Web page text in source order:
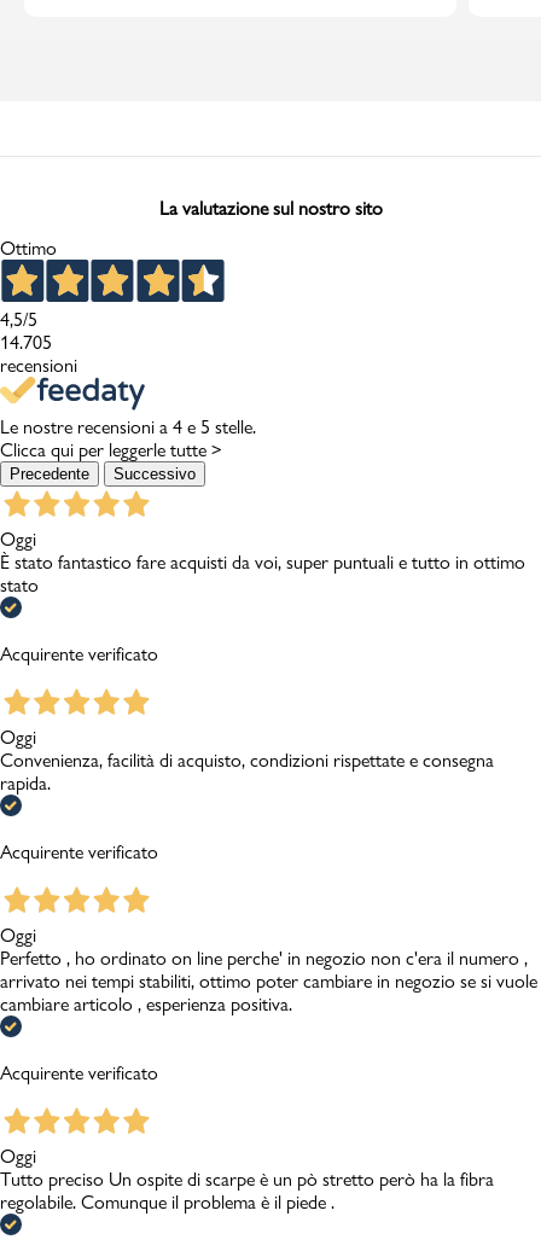
La valutazione sul nostro sito
Ottimo
4,5/5
14.705
recensioni
Le nostre recensioni a 4 e 5 stelle.
Clicca qui per leggerle tutte >
Precedente Successivo
Oggi
È stato fantastico fare acquisti da voi, super puntuali e tutto in ottimo
stato
Acquirente verificato
Oggi
Convenienza, facilità di acquisto, condizioni rispettate e consegna
rapida.
Acquirente verificato
Oggi
Perfetto , ho ordinato on line perche' in negozio non c'era il numero ,
arrivato nei tempi stabiliti, ottimo poter cambiare in negozio se si vuole
cambiare articolo , esperienza positiva.
Acquirente verificato
Oggi
Tutto preciso Un ospite di scarpe è un pò stretto però ha la fibra
regolabile. Comunque il problema è il piede .